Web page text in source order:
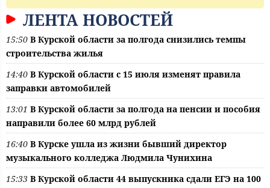
ЛЕНТА НОВОСТЕЙ
15:50 В Курской области за полгода снизились темпы
строительства жилья
14:40 В Курской области с 15 июля изменят правила
заправки автомобилей
13:01 В Курской области за полгода на пенсии и пособия
направили более 60 млрд рублей
16:40 В Курске ушла из жизни бывший директор
музыкального колледжа Людмила Чунихина
15:33 В Курской области 44 выпускника сдали ЕГЭ на 100